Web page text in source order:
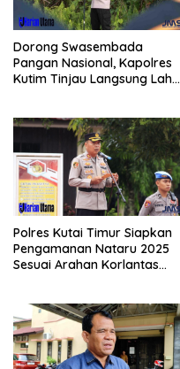
Dorong Swasembada
Pangan Nasional, Kapolres
Kutim Tinjau Langsung Lahan
Polres Kutai Timur Siapkan
Pengamanan Nataru 2025
Sesuai Arahan Korlantas